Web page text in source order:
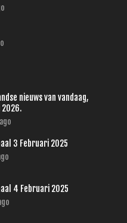
nieuws van vandaag,
2026.
3 Februari 2025
4 Februari 2025